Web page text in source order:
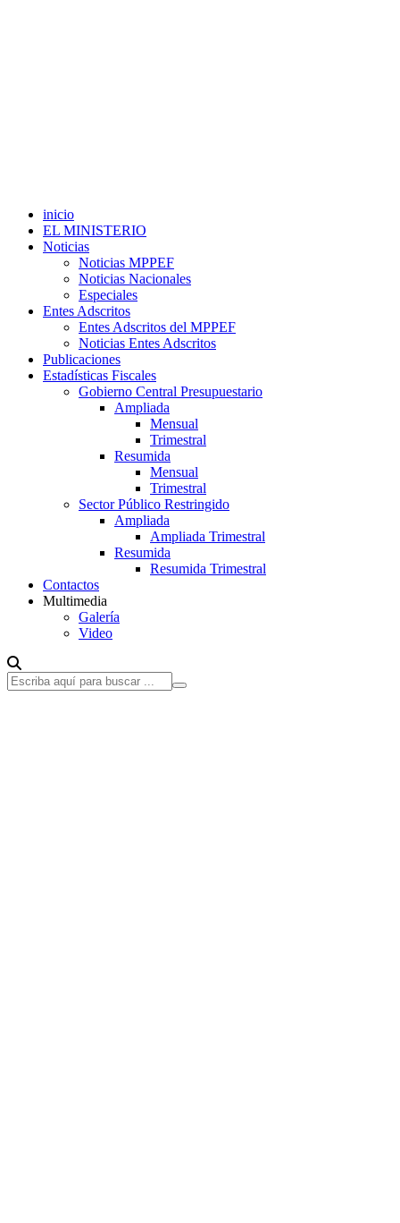
inicio
EL MINISTERIO
Noticias
Noticias MPPEF
Noticias Nacionales
Especiales
Entes Adscritos
Entes Adscritos del MPPEF
Noticias Entes Adscritos
Publicaciones
Estadísticas Fiscales
Gobierno Central Presupuestario
Ampliada
Mensual
Trimestral
Resumida
Mensual
Trimestral
Sector Público Restringido
Ampliada
Ampliada Trimestral
Resumida
Resumida Trimestral
Contactos
Multimedia
Galería
Video